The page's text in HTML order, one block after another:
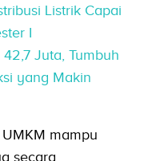
Listrik Capai
I
Juta, Tumbuh
yang Makin
mampu
secara